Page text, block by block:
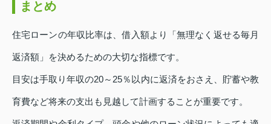
まとめ
住宅ローンの年収比率は、借入額より「無理なく返せる毎月
返済額」を決めるための大切な指標です。
目安は手取り年収の20～25％以内に返済をおさえ、貯蓄や教
育費など将来の支出も見越して計画することが重要です。